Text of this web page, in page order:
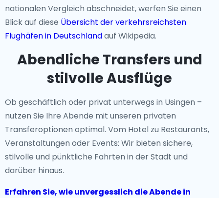
nationalen Vergleich abschneidet, werfen Sie einen
Blick auf diese Übersicht der verkehrsreichsten
Flughäfen in Deutschlandauf Wikipedia.
Abendliche Transfers und
stilvolle Ausflüge
Ob geschäftlich oder privat unterwegs in Usingen –
nutzen Sie Ihre Abende mit unseren privaten
Transferoptionen optimal. Vom Hotel zu Restaurants,
Veranstaltungen oder Events: Wir bieten sichere,
stilvolle und pünktliche Fahrten in der Stadt und
darüber hinaus.
Erfahren Sie, wie unvergesslich die Abende in